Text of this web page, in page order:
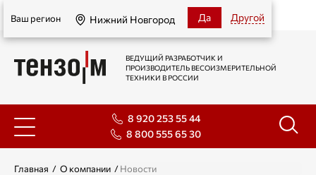
Нижний Новгород
Ваш регион Нижний Новгород Да Другой
ВЕДУЩИЙ РАЗРАБОТЧИК И
ПРОИЗВОДИТЕЛЬ ВЕСОИЗМЕРИТЕЛЬНОЙ
ТЕХНИКИ В РОССИИ
8 920 253 55 44
8 800 555 65 30
Главная / О компании /Новости